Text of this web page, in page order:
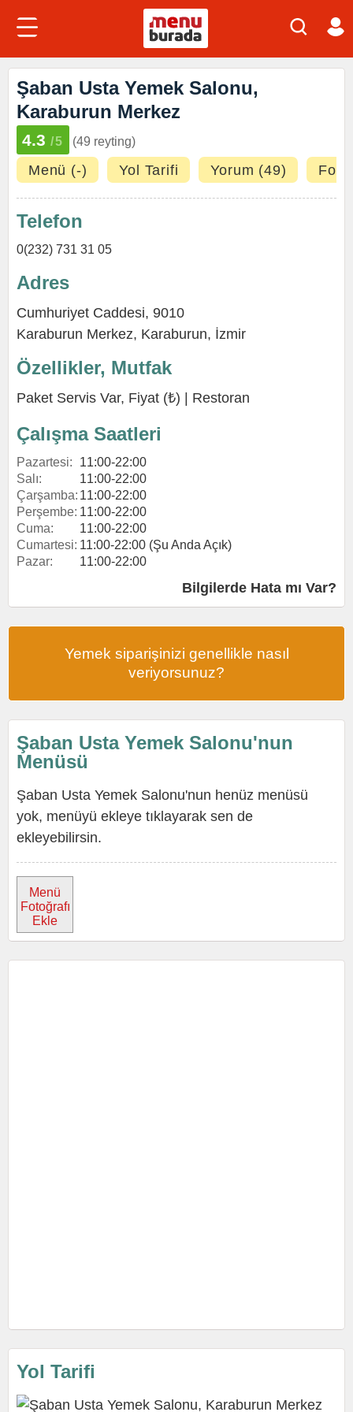
Şaban Usta Yemek Salonu,
Karaburun Merkez
4.3 /5 (49 reyting)
Menü (-) Yol Tarifi Yorum (49)
Telefon
0(232) 731 31 05
Adres
Cumhuriyet Caddesi, 9010
Karaburun Merkez, Karaburun, İzmir
Özellikler, Mutfak
Paket Servis Var, Fiyat (₺) | Restoran
Çalışma Saatleri
Pazartesi:
11:00-22:00
Salı:
11:00-22:00
Çarşamba: 11:00-22:00
Perşembe: 11:00-22:00
Cuma:
11:00-22:00
Cumartesi: 11:00-22:00 (Şu Anda Açık)
Pazar:
11:00-22:00
Bilgilerde Hata mı Var?
Yemek siparişinizi genellikle nasıl
veriyorsunuz?
Şaban Usta Yemek Salonu'nun
Menüsü
Şaban Usta Yemek Salonu'nun henüz menüsü
yok, menüyü ekleye tıklayarak sen de
ekleyebilirsin.
Menü
Fotoğrafı
Ekle
Yol Tarifi